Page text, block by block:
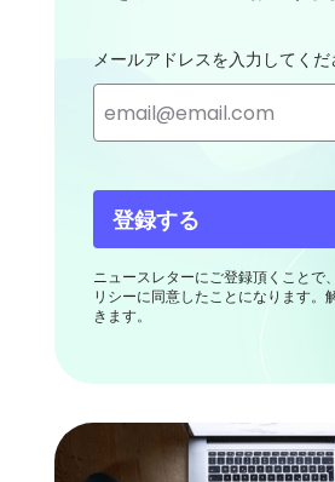
メールアドレスを入力してくだ
登録する
ニュースレターにご登録頂くことで
リシーに同意したことになります。
きます。